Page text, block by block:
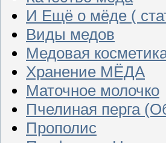
И Ещё о мёде (
Виды медов
Медовая
Хранение МЁДА
Маточное молочко
Пчелиная перга
Прополис